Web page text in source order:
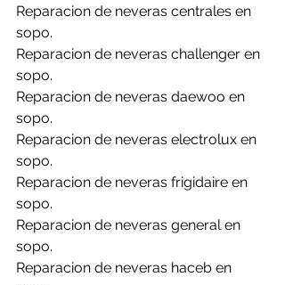
Reparacion de neveras centrales en
sopo.
Reparacion de neveras challenger en
sopo.
Reparacion de neveras daewoo en
sopo.
Reparacion de neveras electrolux en
sopo.
Reparacion de neveras frigidaire en
sopo.
Reparacion de neveras general en
sopo.
Reparacion de neveras haceb en